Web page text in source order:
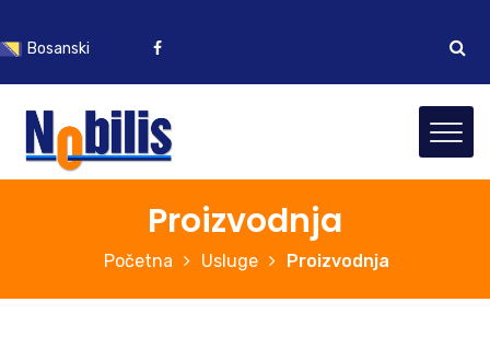
Bosanski
English
Proizvodnja
Početna Usluge Proizvodnja